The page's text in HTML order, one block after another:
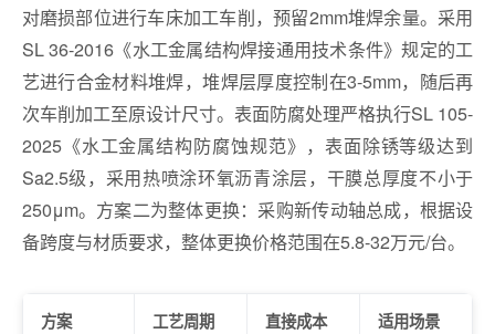
对磨损部位进行车床加工车削，预留2mm堆焊余量。采用
SL 36-2016《水工金属结构焊接通用技术条件》规定的工
艺进行合金材料堆焊，堆焊层厚度控制在3-5mm，随后再
次车削加工至原设计尺寸。表面防腐处理严格执行SL 105-
2025《水工金属结构防腐蚀规范》，表面除锈等级达到
Sa2.5级，采用热喷涂环氧沥青涂层，干膜总厚度不小于
250μm。方案二为整体更换：采购新传动轴总成，根据设
备跨度与材质要求，整体更换价格范围在5.8-32万元/台。
方案 工艺周期 直接成本 适用场景